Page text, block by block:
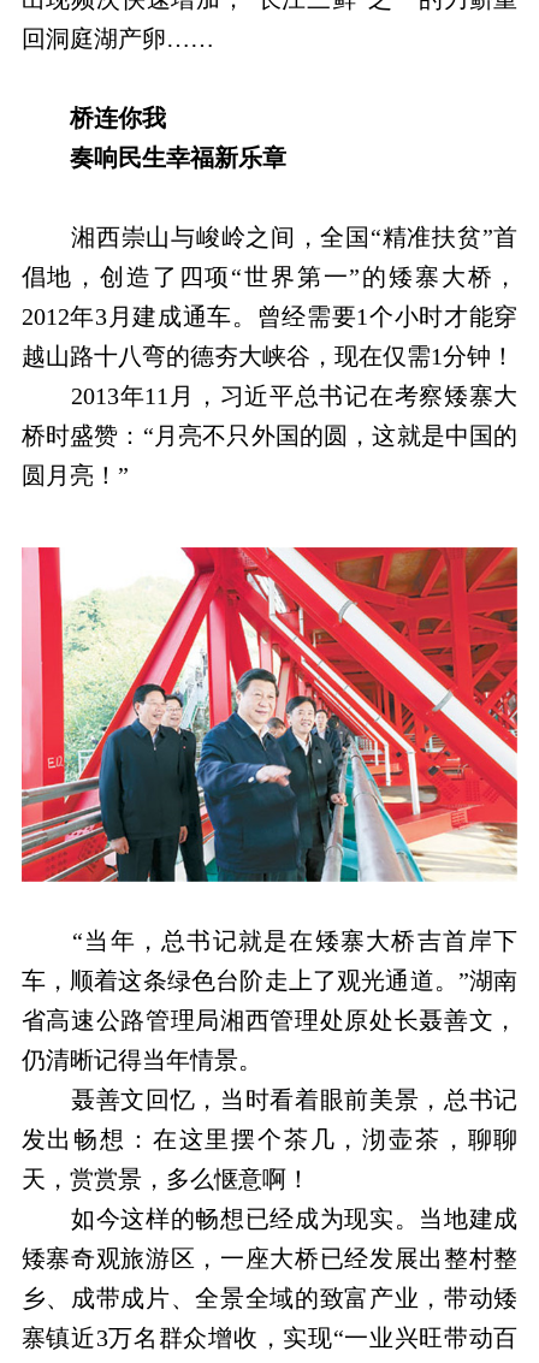
回洞庭湖产卵……
桥连你我
奏响民生幸福新乐章
湘西崇山与峻岭之间，全国“精准扶贫”首
倡地，创造了四项“世界第一”的矮寨大桥，
2012年3月建成通车。曾经需要1个小时才能穿
越山路十八弯的德夯大峡谷，现在仅需1分钟！
2013年11月，习近平总书记在考察矮寨大
桥时盛赞：“月亮不只外国的圆，这就是中国的
圆月亮！”
“当年，总书记就是在矮寨大桥吉首岸下
车，顺着这条绿色台阶走上了观光通道。”湖南
省高速公路管理局湘西管理处原处长聂善文，
仍清晰记得当年情景。
聂善文回忆，当时看着眼前美景，总书记
发出畅想：在这里摆个茶几，沏壶茶，聊聊
天，赏赏景，多么惬意啊！
如今这样的畅想已经成为现实。当地建成
矮寨奇观旅游区，一座大桥已经发展出整村整
乡、成带成片、全景全域的致富产业，带动矮
寨镇近3万名群众增收，实现“一业兴旺带动百